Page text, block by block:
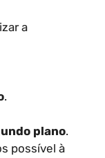
a
.
plano.
possível à